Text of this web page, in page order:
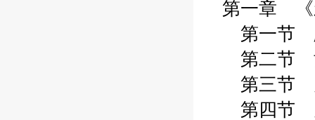
第一章 《
第一节 顾
第二节 黄
第三节 关
第四节 关